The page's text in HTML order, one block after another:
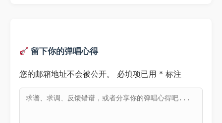
留下你的弹唱心得
您的邮箱地址不会被公开。 必填项已用 * 标注